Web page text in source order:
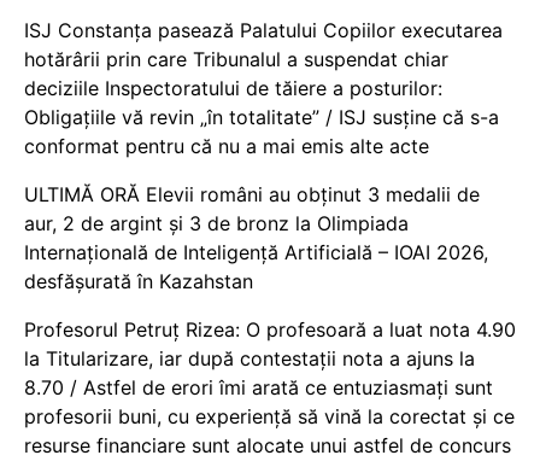
ISJ Constanța pasează Palatului Copiilor executarea
hotărârii prin care Tribunalul a suspendat chiar
deciziile Inspectoratului de tăiere a posturilor:
Obligațiile vă revin „în totalitate” / ISJ susține că s-a
conformat pentru că nu a mai emis alte acte
ULTIMĂ ORĂ Elevii români au obținut 3 medalii de
aur, 2 de argint și 3 de bronz la Olimpiada
Internațională de Inteligență Artificială – IOAI 2026,
desfășurată în Kazahstan
Profesorul Petruț Rizea: O profesoară a luat nota 4.90
la Titularizare, iar după contestații nota a ajuns la
8.70 / Astfel de erori îmi arată ce entuziasmați sunt
profesorii buni, cu experiență să vină la corectat și ce
resurse financiare sunt alocate unui astfel de concurs